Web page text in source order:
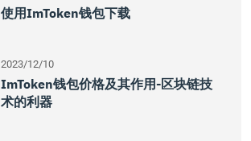
使用imToken钱包下载
2023/12/10
ImToken钱包价格及其作用-区块链技
术的利器